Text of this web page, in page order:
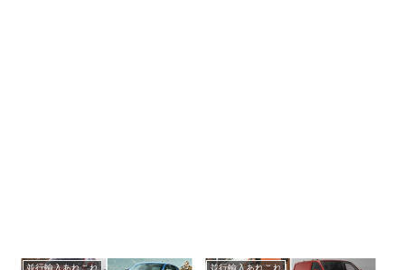
並行輸入あれこれ 並行輸入あれこれ